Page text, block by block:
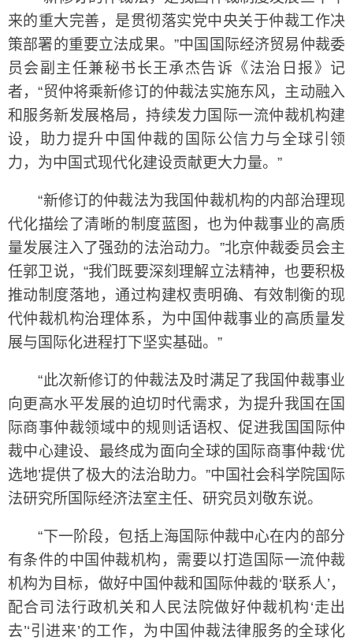
来的重大完善，是贯彻落实党中央关于仲裁工作决
策部署的重要立法成果。”中国国际经济贸易仲裁委
员会副主任兼秘书长王承杰告诉《法治日报》记
者，“贸仲将乘新修订的仲裁法实施东风，主动融入
和服务新发展格局，持续发力国际一流仲裁机构建
设，助力提升中国仲裁的国际公信力与全球引领
力，为中国式现代化建设贡献更大力量。”
“新修订的仲裁法为我国仲裁机构的内部治理现
代化描绘了清晰的制度蓝图，也为仲裁事业的高质
量发展注入了强劲的法治动力。”北京仲裁委员会主
任郭卫说，“我们既要深刻理解立法精神，也要积极
推动制度落地，通过构建权责明确、有效制衡的现
代仲裁机构治理体系，为中国仲裁事业的高质量发
展与国际化进程打下坚实基础。”
“此次新修订的仲裁法及时满足了我国仲裁事业
向更高水平发展的迫切时代需求，为提升我国在国
际商事仲裁领域中的规则话语权、促进我国国际仲
裁中心建设、最终成为面向全球的国际商事仲裁‘优
选地’提供了极大的法治助力。”中国社会科学院国际
法研究所国际经济法室主任、研究员刘敬东说。
“下一阶段，包括上海国际仲裁中心在内的部分
有条件的中国仲裁机构，需要以打造国际一流仲裁
机构为目标，做好中国仲裁和国际仲裁的‘联系人’，
配合司法行政机关和人民法院做好仲裁机构‘走出
去’‘引进来’的工作，为中国仲裁法律服务的全球化